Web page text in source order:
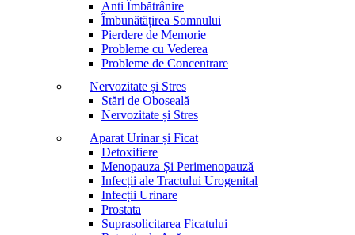
Anti Îmbătrânire
Îmbunătățirea Somnului
Pierdere de Memorie
Probleme cu Vederea
Probleme de Concentrare
Nervozitate și Stres
Stări de Oboseală
Nervozitate și Stres
Aparat Urinar și Ficat
Detoxifiere
Menopauza Și Perimenopauză
Infecții ale Tractului Urogenital
Infecții Urinare
Prostata
Suprasolicitarea Ficatului